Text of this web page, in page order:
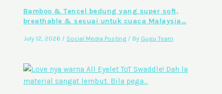
Bamboo & Tencel bedung yang super soft,
breathable & sesuai untuk cuaca Malaysia…
July 12, 2026 / Social Media Posting/ By Gugu Team